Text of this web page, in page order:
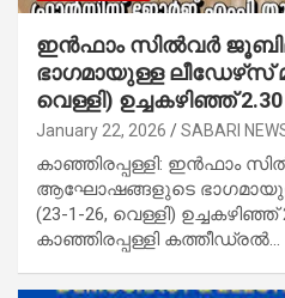
ഇന്‍ഫാം സില്‍വര്‍
ഭാഗമായുള്ള ലീഡേഴ്‌സ്
വെള്ളി) ഉച്ചകഴിഞ്ഞ്
January 22, 2026 SABARI
കാഞ്ഞിരപ്പള്ളി: ഇന്‍ഫാം
ആഘോഷങ്ങളുടെ
(23-1-26, വെള്ളി)
കാഞ്ഞിരപ്പള്ളി കത്തീഡ്രല്‍…